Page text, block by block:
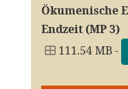
Ökumenische
Endzeit (MP 3)
111.54 MB -